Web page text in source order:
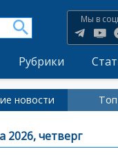
Мы в
Рубрики
новости Топ
2026, четверг